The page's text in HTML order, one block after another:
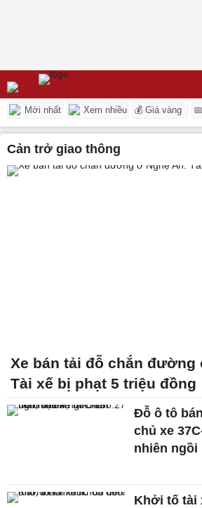
Mới nhất Xem nhiều 💰 Giá vàng
cản trở giao thông
Xe bán tải đỗ chắn đường
Tài xế bị phạt 5 triệu đồng
Đỗ ô tô
chủ xe
nhiên ngồi
Khởi tố tài